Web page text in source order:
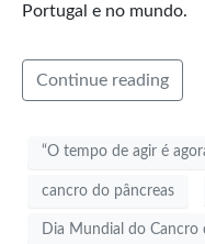
Portugal e no mundo.
Continue reading
“O tempo de agir é
cancro do pâncreas
Dia Mundial do Cancro